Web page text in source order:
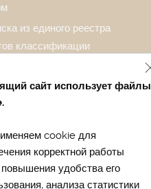
из единого реестра
классификации
в санатории Евпатории
Отдых в Евпатории весной
в Евпатории с детьми
сайт использует файлы
cookie для
корректной работы
повышения удобства его
анализа статистики